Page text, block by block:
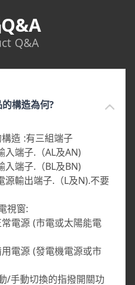
Q&A
構造為何?
造 :有三組端子
入端子.（AL及AN)
入端子.（BL及BN)
源輸出端子.（L及N).不要
視窗:
源 (市電或太陽能電
源 (發電機電源或市
/手動切換的指撥開關功